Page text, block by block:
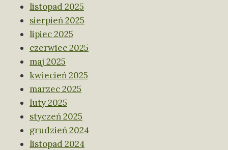
listopad 2025
sierpień 2025
lipiec 2025
czerwiec 2025
maj 2025
kwiecień 2025
marzec 2025
luty 2025
styczeń 2025
grudzień 2024
listopad 2024